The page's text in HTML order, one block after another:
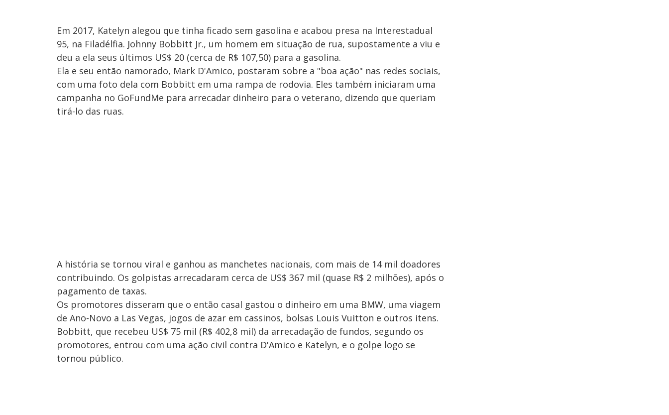
Em 2017, Katelyn alegou que tinha ficado sem gasolina e acabou presa na Interestadual
95, na Filadélfia. Johnny Bobbitt Jr., um homem em situação de rua, supostamente a viu e
deu a ela seus últimos US$ 20 (cerca de R$ 107,50) para a gasolina.
Ela e seu então namorado, Mark D'Amico, postaram sobre a "boa ação" nas redes sociais,
com uma foto dela com Bobbitt em uma rampa de rodovia. Eles também iniciaram uma
campanha no GoFundMe para arrecadar dinheiro para o veterano, dizendo que queriam
tirá-lo das ruas.
A história se tornou viral e ganhou as manchetes nacionais, com mais de 14 mil doadores
contribuindo. Os golpistas arrecadaram cerca de US$ 367 mil (quase R$ 2 milhões), após o
pagamento de taxas.
Os promotores disseram que o então casal gastou o dinheiro em uma BMW, uma viagem
de Ano-Novo a Las Vegas, jogos de azar em cassinos, bolsas Louis Vuitton e outros itens.
Bobbitt, que recebeu US$ 75 mil (R$ 402,8 mil) da arrecadação de fundos, segundo os
promotores, entrou com uma ação civil contra D'Amico e Katelyn, e o golpe logo se
tornou público.